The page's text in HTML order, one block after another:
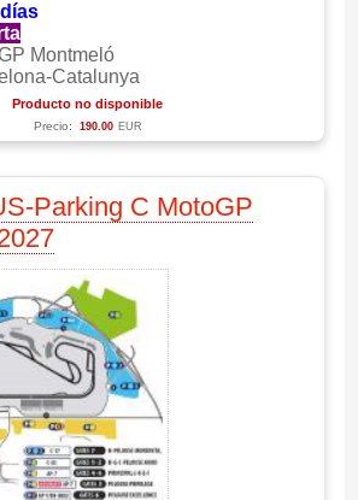
Montmeló
Catalunya
Producto no disponible
Precio: 190.00 EUR
Parking C MotoGP